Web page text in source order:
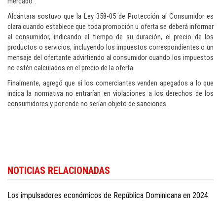
Alcántara sostuvo que la Ley 358-05 de Protección al Consumidor es
clara cuando establece que toda promoción u oferta se deberá informar
al consumidor, indicando el tiempo de su duración, el precio de los
productos o servicios, incluyendo los impuestos correspondientes o un
mensaje del ofertante advirtiendo al consumidor cuando los impuestos
no estén calculados en el precio de la oferta.
Finalmente, agregó que si los comerciantes venden apegados a lo que
indica la normativa no entrarían en violaciones a los derechos de los
consumidores y por ende no serían objeto de sanciones.
business news in English.
NOTICIAS RELACIONADAS
Los impulsadores económicos de República Dominicana en 2024: